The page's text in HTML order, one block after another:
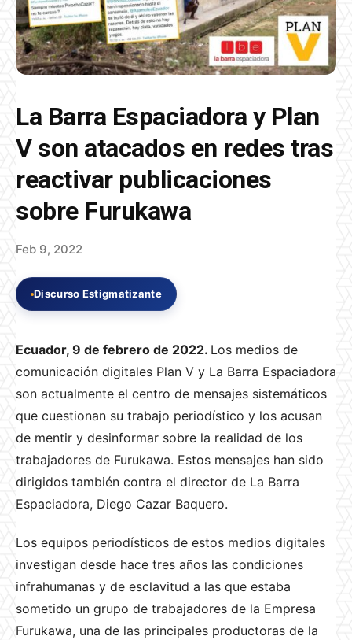
La Barra Espaciadora y Plan
V son atacados en redes tras
reactivar publicaciones
sobre Furukawa
Feb 9, 2022
Discurso Estigmatizante
Ecuador, 9 de febrero de 2022. Los medios de
comunicación digitales Plan V y La Barra Espaciadora
son actualmente el centro de mensajes sistemáticos
que cuestionan su trabajo periodístico y los acusan
de mentir y desinformar sobre la realidad de los
trabajadores de Furukawa. Estos mensajes han sido
dirigidos también contra el director de La Barra
Espaciadora, Diego Cazar Baquero.
Los equipos periodísticos de estos medios digitales
investigan desde hace tres años las condiciones
infrahumanas y de esclavitud a las que estaba
sometido un grupo de trabajadores de la Empresa
Furukawa, una de las principales productoras de la